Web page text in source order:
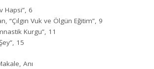
Hapsi”, 6
“Çılgın Vuk ve Ölgün Eğitim”, 9
Kurgu”, 11
15
Anı